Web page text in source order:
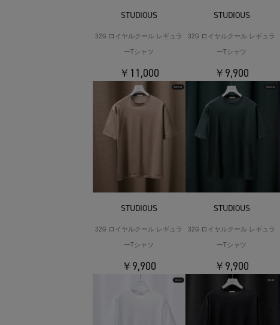
STUDIOUS
32G ロイヤルクール レギュラ
ーTシャツ
￥11,000
STUDIOUS
32G ロイヤルクール レギュラ
ーTシャツ
￥9,900
STUDIOUS
32G ロイヤルクール レギュラ
ーTシャツ
￥9,900
STUDIOUS
32G ロイヤルクール レギュラ
ーTシャツ
￥9,900